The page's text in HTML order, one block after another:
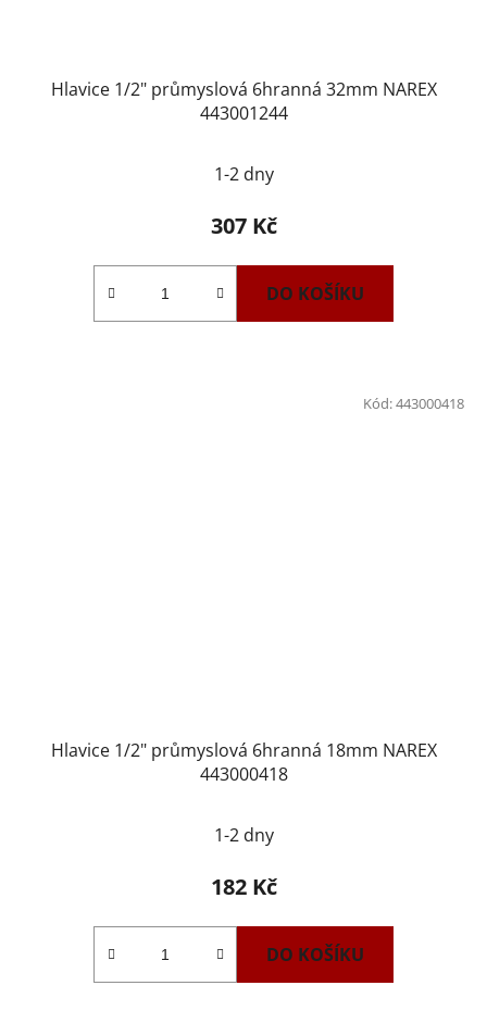
Hlavice 1/2" průmyslová 6hranná 32mm NAREX
443001244
1-2 dny
307 Kč
DO KOŠÍKU
Hlavice 1/2" průmyslová 6hranná 18mm NAREX
443000418
1-2 dny
182 Kč
DO KOŠÍKU
Kód:443000418